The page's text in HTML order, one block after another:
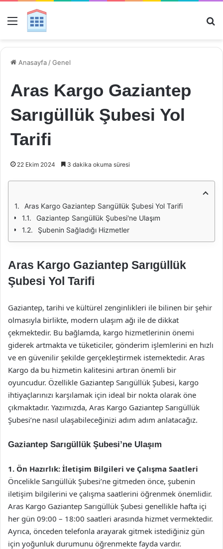
Menü
Anasayfa /Genel
Aras Kargo Gaziantep
Sarıgüllük Şubesi Yol
Tarifi
22 Ekim 2024 3 dakika okuma süresi
Aras Kargo Gaziantep Sarıgüllük Şubesi Yol Tarifi
Gaziantep Sarıgüllük Şubesi'ne Ulaşım
Şubenin Sağladığı Hizmetler
Aras Kargo Gaziantep Sarıgüllük
Şubesi Yol Tarifi
Gaziantep, tarihi ve kültürel zenginlikleri ile bilinen bir şehir
olmasıyla birlikte, modern ulaşım ağı ile de dikkat
çekmektedir. Bu bağlamda, kargo hizmetlerinin önemi
giderek artmakta ve tüketiciler, gönderim işlemlerini en hızlı
ve en güvenilir şekilde gerçekleştirmek istemektedir. Aras
Kargo da bu hizmetin kalitesini artıran önemli bir
oyuncudur. Özellikle Gaziantep Sarıgüllük Şubesi, kargo
ihtiyaçlarınızı karşılamak için ideal bir nokta olarak öne
çıkmaktadır. Yazımızda, Aras Kargo Gaziantep Sarıgüllük
Şubesi’ne nasıl ulaşabileceğinizi adım adım anlatacağız.
Gaziantep Sarıgüllük Şubesi’ne Ulaşım
1. Ön Hazırlık: İletişim Bilgileri ve Çalışma Saatleri
Öncelikle Sarıgüllük Şubesi’ne gitmeden önce, şubenin
iletişim bilgilerini ve çalışma saatlerini öğrenmek önemlidir.
Aras Kargo Gaziantep Sarıgüllük Şubesi genellikle hafta içi
her gün 09:00 – 18:00 saatleri arasında hizmet vermektedir.
Ayrıca, önceden telefonla arayarak gitmek istediğiniz gün
için yoğunluk durumunu öğrenmekte fayda vardır.